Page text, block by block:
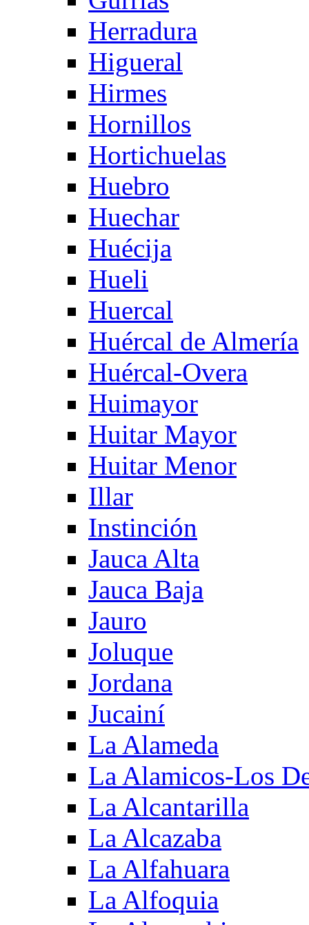
Herradura
Higueral
Hirmes
Hornillos
Hortichuelas
Huebro
Huechar
Huécija
Hueli
Huercal
Huércal de Almería
Huércal-Overa
Huimayor
Huitar Mayor
Huitar Menor
Illar
Instinción
Jauca Alta
Jauca Baja
Jauro
Joluque
Jordana
Jucainí
La Alameda
La Alamicos-Los
La Alcantarilla
La Alcazaba
La Alfahuara
La Alfoquia